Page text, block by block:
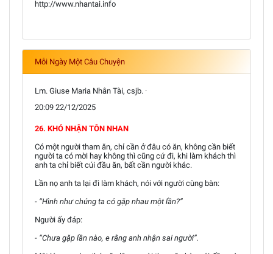
http://www.nhantai.info
Mỗi Ngày Một Câu Chuyện
Lm. Giuse Maria Nhân Tài, csjb. ·
20:09 22/12/2025
26. KHÓ NHẬN TÔN NHAN
Có một người tham ăn, chỉ cần ở đâu có ăn, không cần biết
người ta có mời hay không thì cũng cứ đi, khi làm khách thì
anh ta chỉ biết cúi đầu ăn, bất cần người khác.
Lần nọ anh ta lại đi làm khách, nói với người cùng bàn:
- “Hình như chúng ta có gặp nhau một lần?”
Người ấy đáp:
- “Chưa gặp lần nào, e rằng anh nhận sai người”.